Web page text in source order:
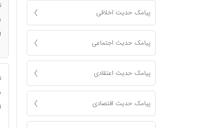
پیامک حدیت اخلاقی
پیامک حدیث اجتماعی
پیامک حدیث اعتقادی
پیامک حدیث اقتصادی